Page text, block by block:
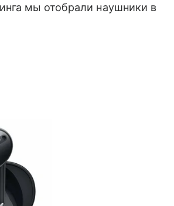
мы отобрали наушники в